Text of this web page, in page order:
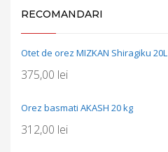
RECOMANDARI
Otet de orez MIZKAN Shiragiku 20L
375,00 lei
Orez basmati AKASH 20 kg
312,00 lei